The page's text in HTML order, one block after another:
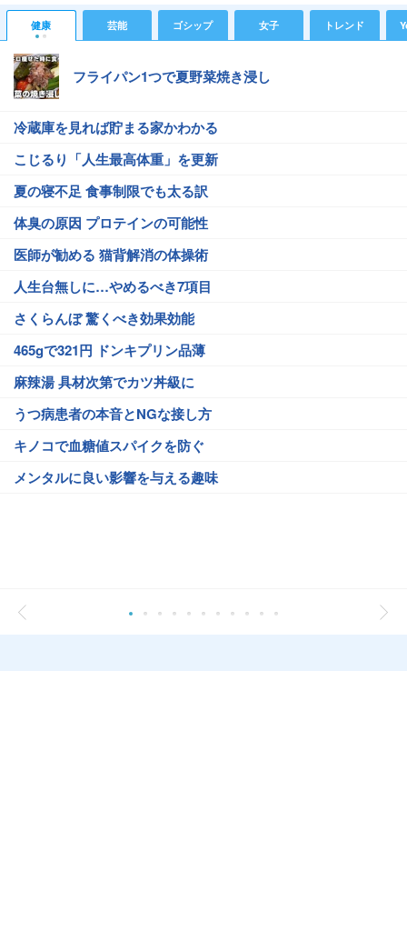
健康 芸能 ゴシップ 女子 トレンド
フライパン1つで夏野菜焼き浸し
冷蔵庫を見れば貯まる家かわかる
こじるり「人生最高体重」を更新
夏の寝不足 食事制限でも太る訳
体臭の原因 プロテインの可能性
医師が勧める 猫背解消の体操術
人生台無しに…やめるべき7項目
さくらんぼ 驚くべき効果効能
465gで321円 ドンキプリン品薄
麻辣湯 具材次第でカツ丼級に
うつ病患者の本音とNGな接し方
キノコで血糖値スパイクを防ぐ
メンタルに良い影響を与える趣味